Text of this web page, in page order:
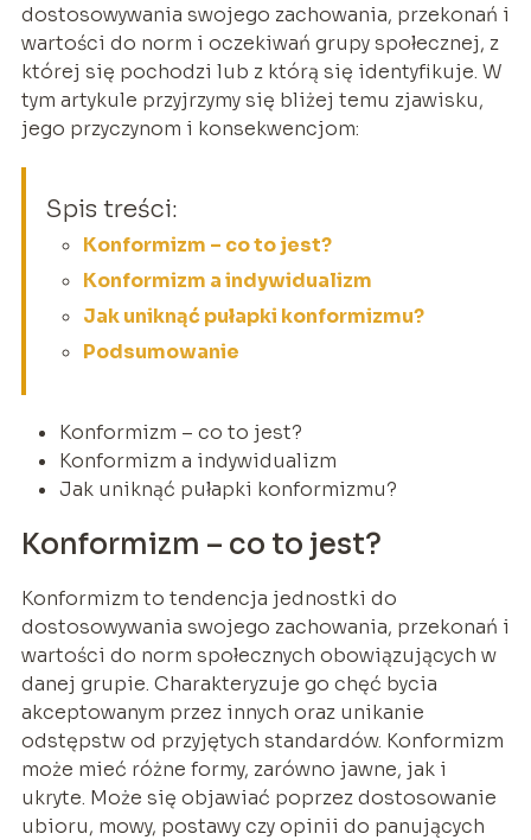
dostosowywania swojego zachowania, przekonań i
wartości do norm i oczekiwań grupy społecznej, z
której się pochodzi lub z którą się identyfikuje. W
tym artykule przyjrzymy się bliżej temu zjawisku,
jego przyczynom i konsekwencjom:
Spis treści:
Konformizm – co to jest?
Konformizm a indywidualizm
Jak uniknąć pułapki konformizmu?
Podsumowanie
Konformizm – co to jest?
Konformizm a indywidualizm
Jak uniknąć pułapki konformizmu?
Konformizm – co to jest?
Konformizm to tendencja jednostki do
dostosowywania swojego zachowania, przekonań i
wartości do norm społecznych obowiązujących w
danej grupie. Charakteryzuje go chęć bycia
akceptowanym przez innych oraz unikanie
odstępstw od przyjętych standardów. Konformizm
może mieć różne formy, zarówno jawne, jak i
ukryte. Może się objawiać poprzez dostosowanie
ubioru, mowy, postawy czy opinii do panujących